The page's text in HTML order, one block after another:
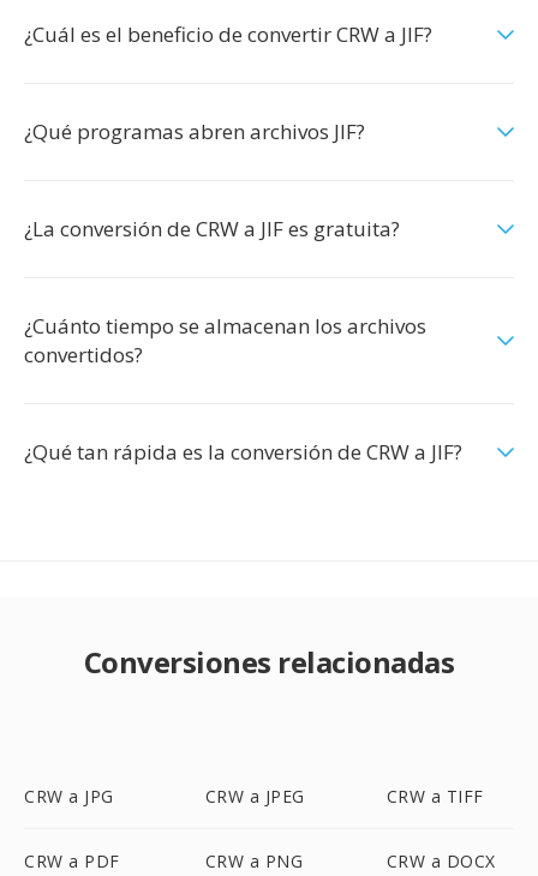
¿Cuál es el beneficio de convertir CRW a JIF?
¿Qué programas abren archivos JIF?
¿La conversión de CRW a JIF es gratuita?
¿Cuánto tiempo se almacenan los archivos
convertidos?
¿Qué tan rápida es la conversión de CRW a JIF?
Conversiones relacionadas
CRW a JPG CRW a JPEG CRW a TIFF
CRW a PDF CRW a PNG CRW a DOCX